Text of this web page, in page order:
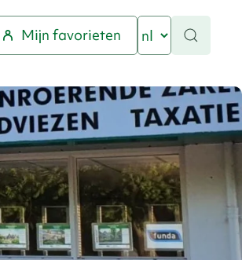
Mijn favorieten